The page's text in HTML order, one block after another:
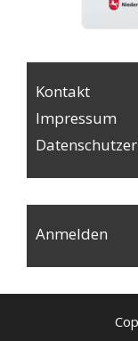
Kontakt
Impressum
Anmelden